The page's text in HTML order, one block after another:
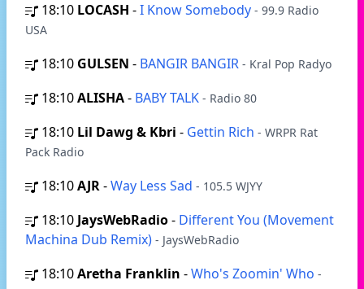
18:10 LOCASH -I Know Somebody - 99.9 Radio
USA
18:10 GULSEN - BANGIR BANGIR - Kral Pop Radyo
18:10ALISHA- BABY TALK - Radio 80
18:10 Lil Dawg & Kbri - Gettin Rich - WRPR Rat
Pack Radio
18:10AJR-Way Less Sad - 105.5 WJYY
18:10 JaysWebRadio- Different You (Movement
Machina Dub Remix) - JaysWebRadio
18:10Aretha Franklin -Who's Zoomin' Who -